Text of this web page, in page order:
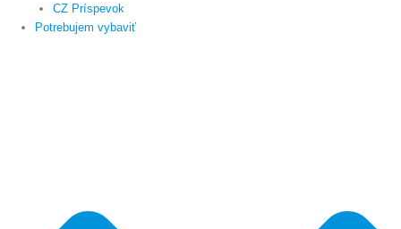
CZ Príspevok
Potrebujem vybaviť